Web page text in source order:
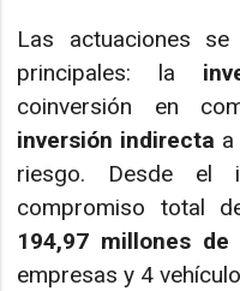
Las actuaciones
principales: la
coinversión en
inversión indirecta
riesgo. Desde el
compromiso total
194,97 millones de
empresas y 4